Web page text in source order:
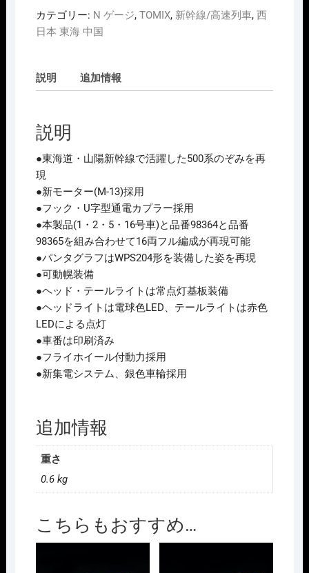
カテゴリー: N ゲージ, TOMIX, 新幹線/高速列車, 西
日本 東海 中国
説明 追加情報
説明
●東海道・山陽新幹線で活躍した500系のぞみを再
現
●新モーター(M-13)採用
●フック・U字型通電カプラー採用
●本製品(1・2・5・16号車)と品番98364と品番
98365を組み合わせて16両フル編成が再現可能
●パンタグラフはWPS204形を装備した姿を再現
●可動幌装備
●ヘッド・テールライトは常点灯基板装備
●ヘッドライトは電球色LED、テールライトは赤色
LEDによる点灯
●車番は印刷済み
●フライホイール付動力採用
●新集電システム、銀色車輪採用
追加情報
重さ
0.6 kg
こちらもおすすめ…